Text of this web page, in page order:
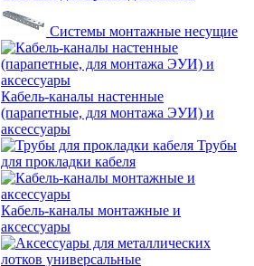
Системы монтажные несущие
Кабель-каналы настенные
(парапетные, для монтажа ЭУИ) и
аксессуары
Трубы
для прокладки кабеля
Кабель-каналы монтажные и
аксессуары